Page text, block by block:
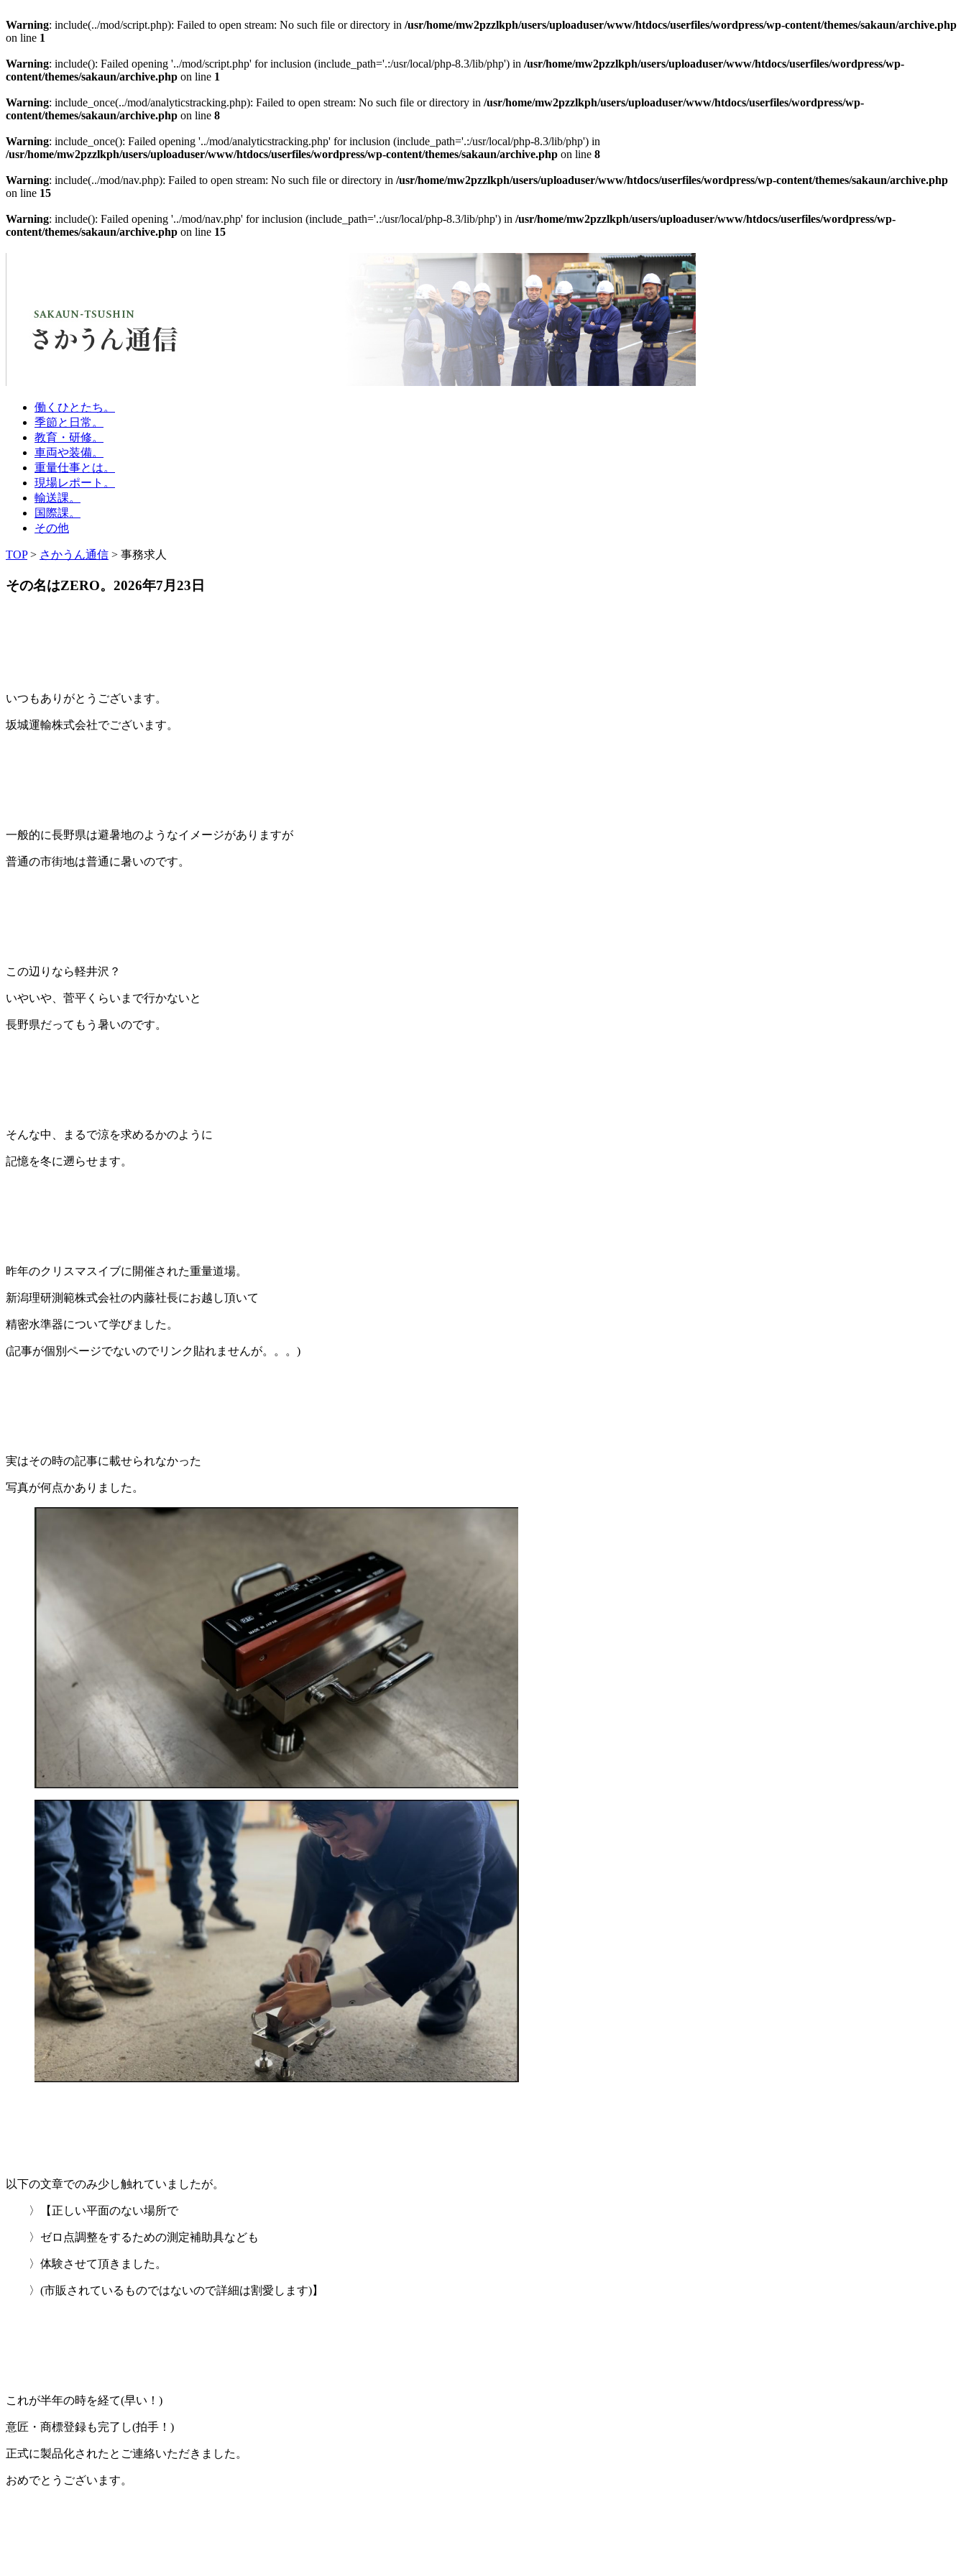
Warning: include(../mod/script.php): Failed to open stream: No such file or directory in /usr/home/mw2pzzlkph/users/uploaduser/www/htdocs/userfiles/wordpress/wp-content/themes/sakaun/archive.php
on line 1
Warning: include(): Failed opening '../mod/script.php' for inclusion (include_path='.:/usr/local/php-8.3/lib/php') in /usr/home/mw2pzzlkph/users/uploaduser/www/htdocs/userfiles/wordpress/wp-
content/themes/sakaun/archive.php on line 1
Warning: include_once(../mod/analyticstracking.php): Failed to open stream: No such file or directory in /usr/home/mw2pzzlkph/users/uploaduser/www/htdocs/userfiles/wordpress/wp-
content/themes/sakaun/archive.php on line 8
Warning: include_once(): Failed opening '../mod/analyticstracking.php' for inclusion (include_path='.:/usr/local/php-8.3/lib/php') in
/usr/home/mw2pzzlkph/users/uploaduser/www/htdocs/userfiles/wordpress/wp-content/themes/sakaun/archive.php on line 8
Warning: include(../mod/nav.php): Failed to open stream: No such file or directory in /usr/home/mw2pzzlkph/users/uploaduser/www/htdocs/userfiles/wordpress/wp-content/themes/sakaun/archive.php
on line 15
Warning: include(): Failed opening '../mod/nav.php' for inclusion (include_path='.:/usr/local/php-8.3/lib/php') in /usr/home/mw2pzzlkph/users/uploaduser/www/htdocs/userfiles/wordpress/wp-
content/themes/sakaun/archive.php on line 15
働くひとたち。
季節と日常。
教育・研修。
車両や装備。
重量仕事とは。
現場レポート。
輸送課。
国際課。
その他
TOP> さかうん通信 > 事務求人
その名はZERO。 2026年7月23日
いつもありがとうございます。
坂城運輸株式会社でございます。
一般的に長野県は避暑地のようなイメージがありますが
普通の市街地は普通に暑いのです。
この辺りなら軽井沢？
いやいや、菅平くらいまで行かないと
長野県だってもう暑いのです。
そんな中、まるで涼を求めるかのように
記憶を冬に遡らせます。
昨年のクリスマスイブに開催された重量道場。
新潟理研測範株式会社の内藤社長にお越し頂いて
精密水準器について学びました。
(記事が個別ページでないのでリンク貼れませんが。。。)
実はその時の記事に載せられなかった
写真が何点かありました。
以下の文章でのみ少し触れていましたが。
〉【正しい平面のない場所で
〉ゼロ点調整をするための測定補助具なども
〉体験させて頂きました。
〉(市販されているものではないので詳細は割愛します)】
これが半年の時を経て(早い！)
意匠・商標登録も完了し(拍手！)
正式に製品化されたとご連絡いただきました。
おめでとうございます。